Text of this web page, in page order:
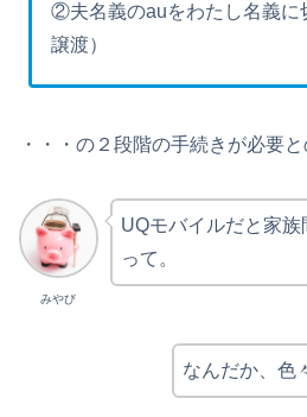
②夫名義のauをわたし名義に
譲渡）
・・・の２段階の手続きが必要と
みやび
UQモバイルだと家
って。
なんだか、色